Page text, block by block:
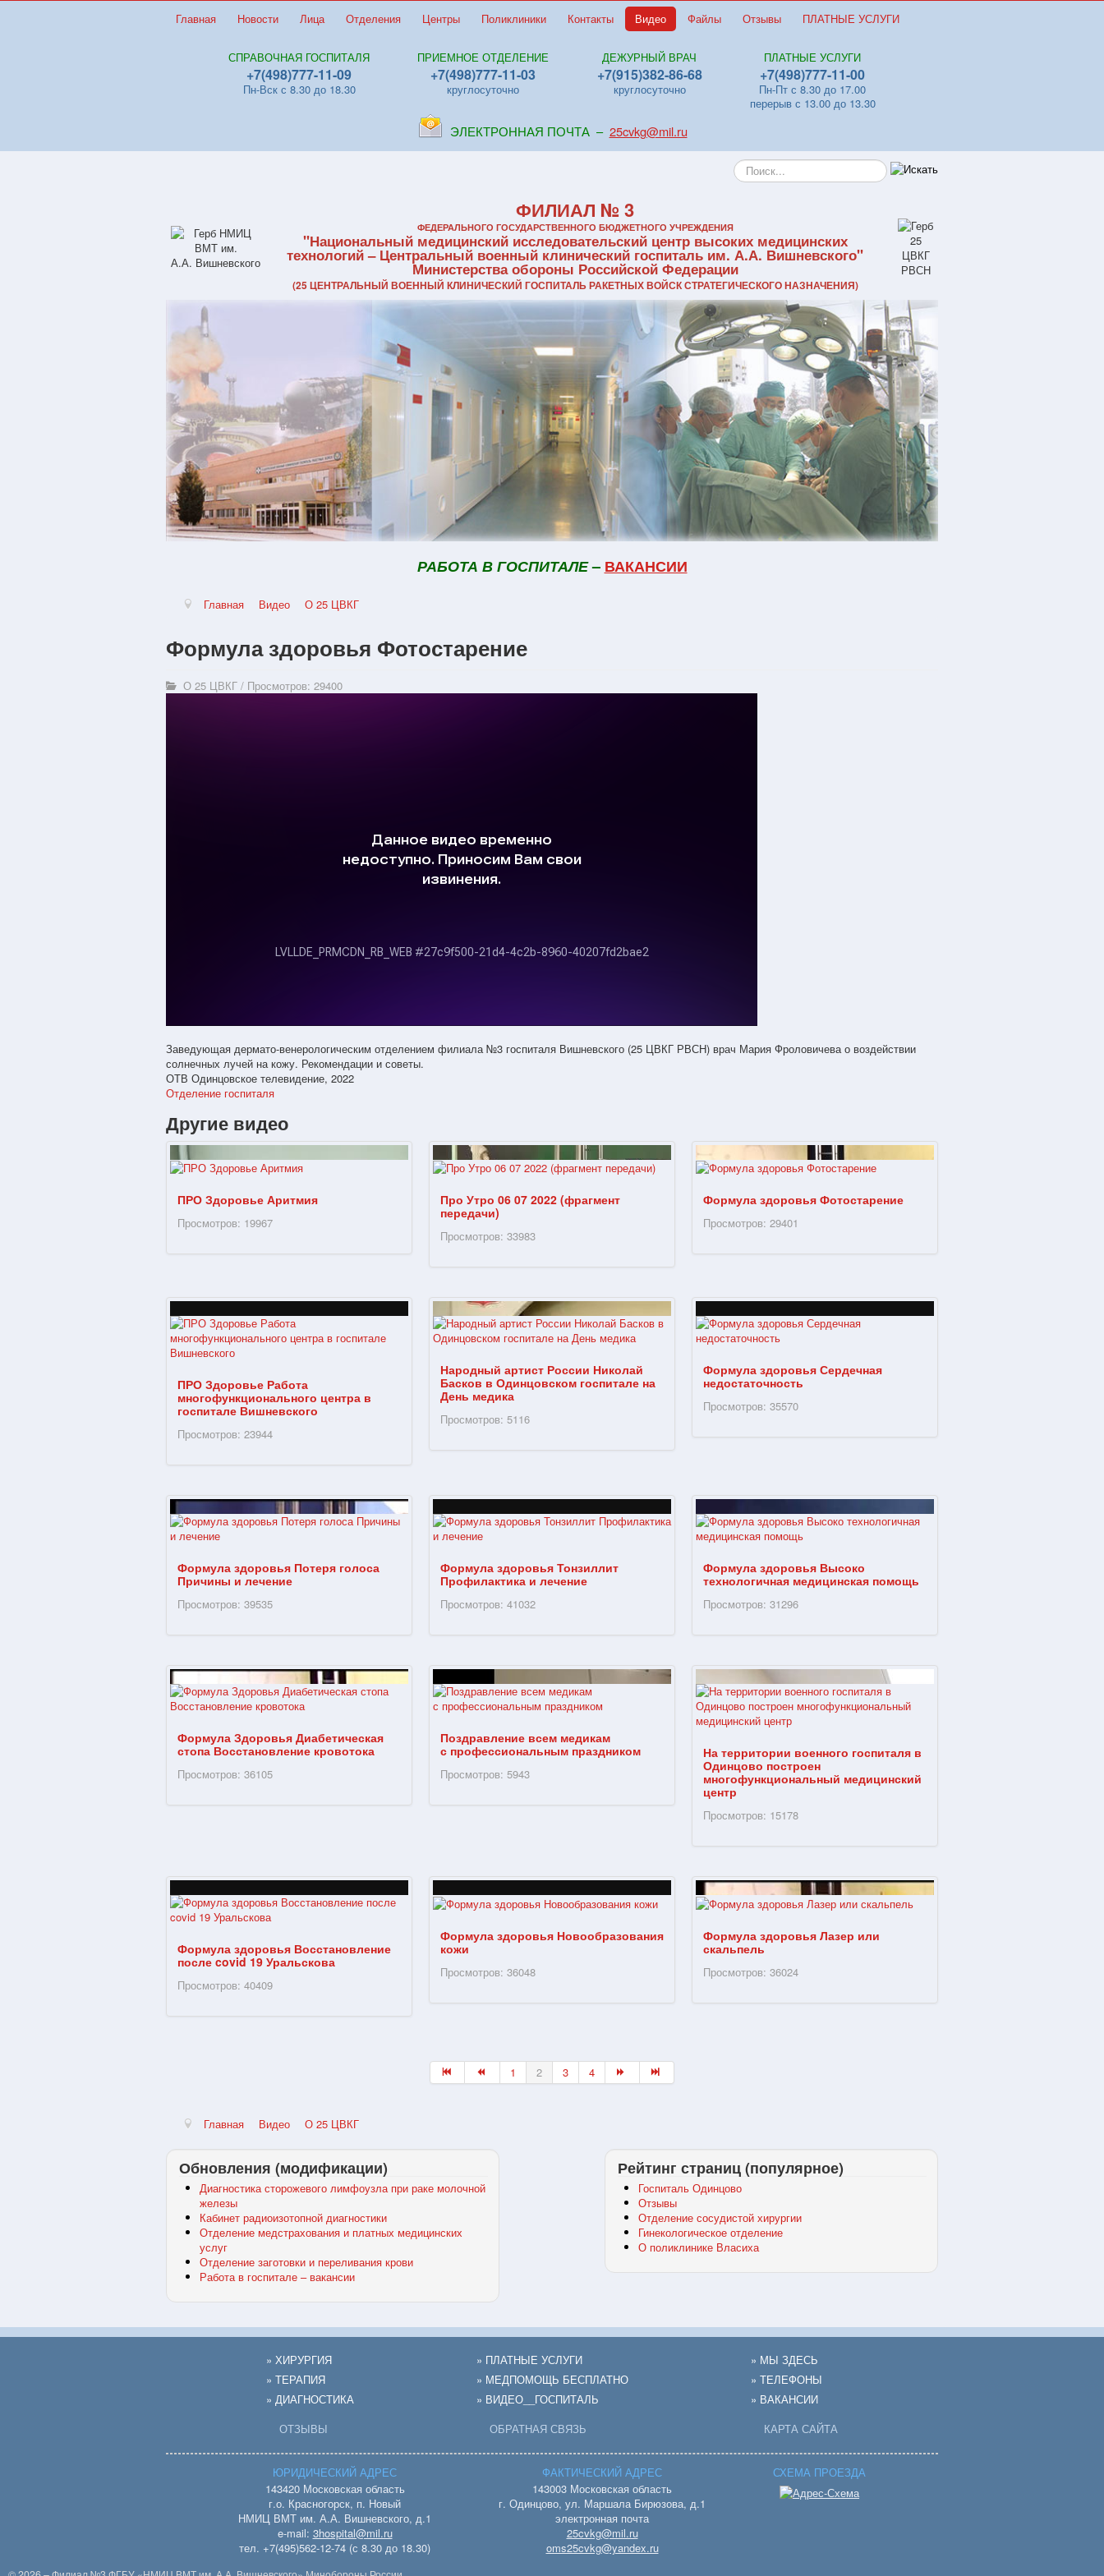
Главная Новости Лица Отделения Центры Поликлиники Контакты Видео Файлы Отзывы ПЛАТНЫЕ УСЛУГИ
СПРАВОЧНАЯ ГОСПИТАЛЯ
+7(498)777-11-09
Пн-Вск с 8.30 до 18.30
ПРИЕМНОЕ ОТДЕЛЕНИЕ
+7(498)777-11-03
круглосуточно
ДЕЖУРНЫЙ ВРАЧ
+7(915)382-86-68
круглосуточно
ПЛАТНЫЕ УСЛУГИ
+7(498)777-11-00
Пн-Пт с 8.30 до 17.00
перерыв с 13.00 до 13.30
ЭЛЕКТРОННАЯ ПОЧТА – 25cvkg@mil.ru
Искать...
ФИЛИАЛ № 3
ФЕДЕРАЛЬНОГО ГОСУДАРСТВЕННОГО БЮДЖЕТНОГО УЧРЕЖДЕНИЯ
"Национальный медицинский исследовательский центр высоких медицинских
технологий – Центральный военный клинический госпиталь им. А.А. Вишневского"
Министерства обороны Российской Федерации
(25 ЦЕНТРАЛЬНЫЙ ВОЕННЫЙ КЛИНИЧЕСКИЙ ГОСПИТАЛЬ РАКЕТНЫХ ВОЙСК СТРАТЕГИЧЕСКОГО НАЗНАЧЕНИЯ)
РАБОТА В ГОСПИТАЛЕ– ВАКАНСИИ
Главная Видео О 25 ЦВКГ
Формула здоровья Фотостарение
О 25 ЦВКГ / Просмотров: 29400
Заведующая дермато-венерологическим отделением филиала №3 госпиталя Вишневского (25 ЦВКГ РВСН) врач Мария Фроловичева о воздействии
солнечных лучей на кожу. Рекомендации и советы.
ОТВ Одинцовское телевидение, 2022
Отделение госпиталя
Другие видео
ПРО Здоровье Аритмия
Просмотров: 19967
Про Утро 06 07 2022 (фрагмент
передачи)
Просмотров: 33983
Формула здоровья Фотостарение
Просмотров: 29401
ПРО Здоровье Работа
многофункционального центра в
госпитале Вишневского
Просмотров: 23944
Народный артист России Николай
Басков в Одинцовском госпитале на
День медика
Просмотров: 5116
Формула здоровья Сердечная
недостаточность
Просмотров: 35570
Формула здоровья Потеря голоса
Причины и лечение
Просмотров: 39535
Формула здоровья Тонзиллит
Профилактика и лечение
Просмотров: 41032
Формула здоровья Высоко
технологичная медицинская помощь
Просмотров: 31296
Формула Здоровья Диабетическая
стопа Восстановление кровотока
Просмотров: 36105
Поздравление всем медикам
с профессиональным праздником
Просмотров: 5943
На территории военного госпиталя в
Одинцово построен
многофункциональный медицинский
центр
Просмотров: 15178
Формула здоровья Восстановление
после covid 19 Уральскова
Просмотров: 40409
Формула здоровья Новообразования
кожи
Просмотров: 36048
Формула здоровья Лазер или
скальпель
Просмотров: 36024
1 2 3 4
Главная Видео О 25 ЦВКГ
Обновления (модификации)
Диагностика сторожевого лимфоузла при раке молочной
железы
Кабинет радиоизотопной диагностики
Отделение медстрахования и платных медицинских
услуг
Отделение заготовки и переливания крови
Работа в госпитале – вакансии
Рейтинг страниц (популярное)
Госпиталь Одинцово
Отзывы
Отделение сосудистой хирургии
Гинекологическое отделение
О поликлинике Власиха
» ХИРУРГИЯ
» ТЕРАПИЯ
» ДИАГНОСТИКА
ОТЗЫВЫ
» ПЛАТНЫЕ УСЛУГИ
» МЕДПОМОЩЬ БЕСПЛАТНО
» ВИДЕО__ГОСПИТАЛЬ
ОБРАТНАЯ СВЯЗЬ
» МЫ ЗДЕСЬ
» ТЕЛЕФОНЫ
» ВАКАНСИИ
КАРТА САЙТА
ЮРИДИЧЕСКИЙ АДРЕС
143420 Московская область
г.о. Красногорск, п. Новый
НМИЦ ВМТ им. А.А. Вишневского, д.1
e-mail: 3hospital@mil.ru
тел. +7(495)562-12-74 (с 8.30 до 18.30)
ФАКТИЧЕСКИЙ АДРЕС
143003 Московская область
г. Одинцово, ул. Маршала Бирюзова, д.1
электронная почта
25cvkg@mil.ru
oms25cvkg@yandex.ru
СХЕМА ПРОЕЗДА